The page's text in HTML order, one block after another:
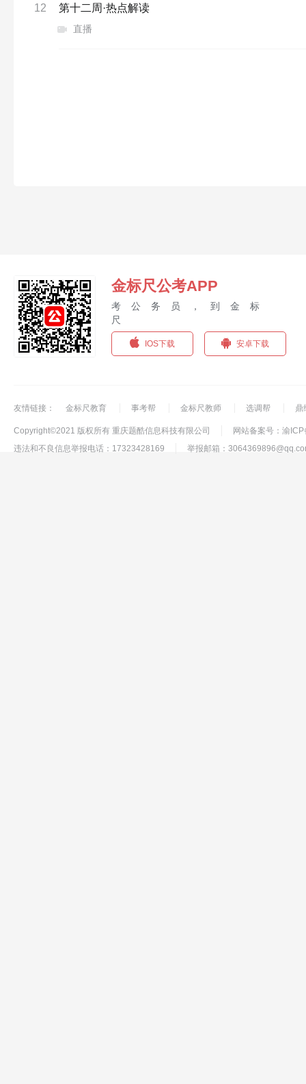
12 第十二周·热点解读
直播
金标尺公考APP
考公务员，到金标
尺
IOS下载 安卓下载
友情链接： 金标尺教育 事考帮 金标尺教师 选调帮 鼎
Copyright©2021 版权所有 重庆题酷信息科技有限公司
网站备案号：渝
违法和不良信息举报电话：17323428169
举报邮箱：